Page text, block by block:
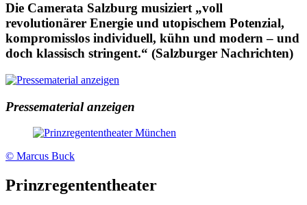
Die Camerata Salzburg musiziert „voll
revolutionärer Energie und utopischem Potenzial,
kompromisslos individuell, kühn und modern – und
doch klassisch stringent.“ (Salzburger Nachrichten)
Pressematerial anzeigen
© Marcus Buck
Prinzregententheater